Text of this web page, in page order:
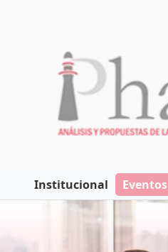
Institucional Eventos